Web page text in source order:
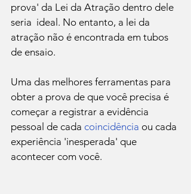
prova' da Lei da Atração dentro dele
seria  ideal. No entanto, a lei da
atração não é encontrada em tubos
de ensaio.
Uma das melhores ferramentas para
obter a prova de que você precisa é
começar a registrar a evidência
pessoal de cada coincidência ou cada
experiência 'inesperada' que
acontecer com você.